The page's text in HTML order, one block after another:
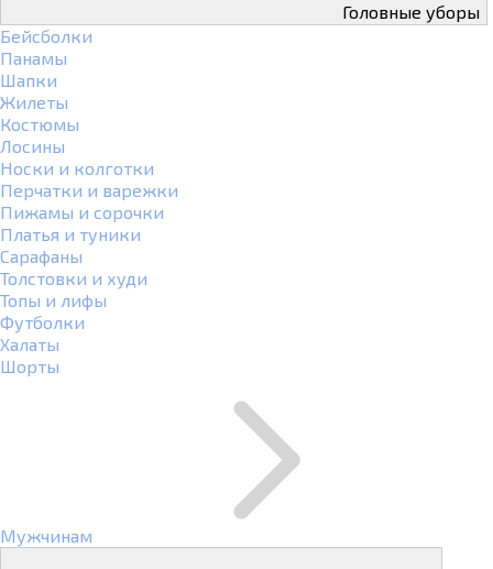
Головные уборы
Бейсболки
Панамы
Шапки
Жилеты
Костюмы
Лосины
Носки и колготки
Перчатки и варежки
Пижамы и сорочки
Платья и туники
Сарафаны
Толстовки и худи
Топы и лифы
Футболки
Халаты
Шорты
Мужчинам